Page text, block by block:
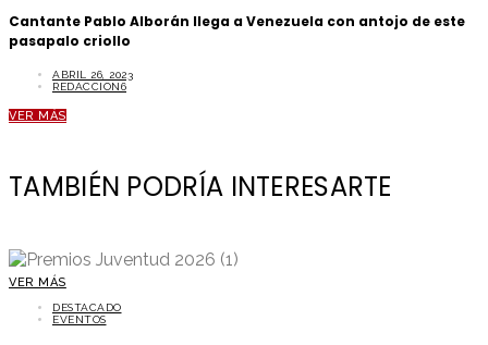
Cantante Pablo Alborán llega a Venezuela con antojo de este
pasapalo criollo
ABRIL 26, 2023
REDACCION6
VER MÁS
TAMBIÉN PODRÍA INTERESARTE
VER MÁS
DESTACADO
EVENTOS